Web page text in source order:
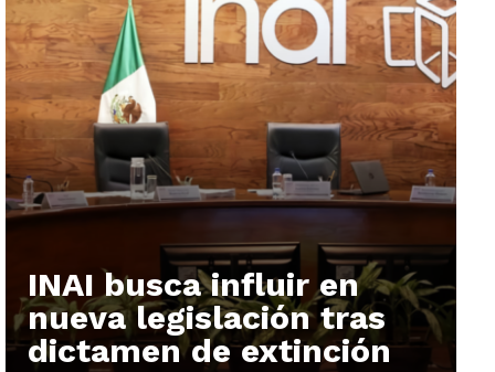
INAI busca influir en
nueva legislación tras
dictamen de extinción